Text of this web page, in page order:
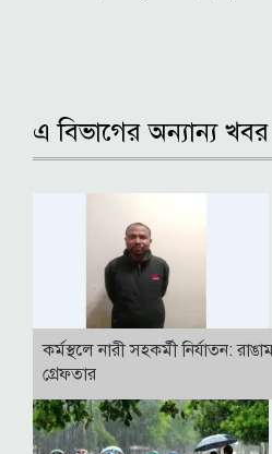
এ বিভাগের অন্যান্য খবর
কর্মস্থলে নারী সহকর্মী নির্যাতন:
গ্রেফতার